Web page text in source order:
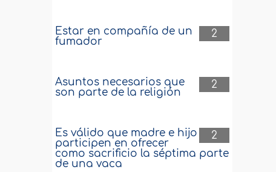
2
Estar en compañía de un
fumador
2
Asuntos necesarios que
son parte de la religión
2
Es válido que madre e hijo
participen en ofrecer
como sacrificio la séptima parte
de una vaca